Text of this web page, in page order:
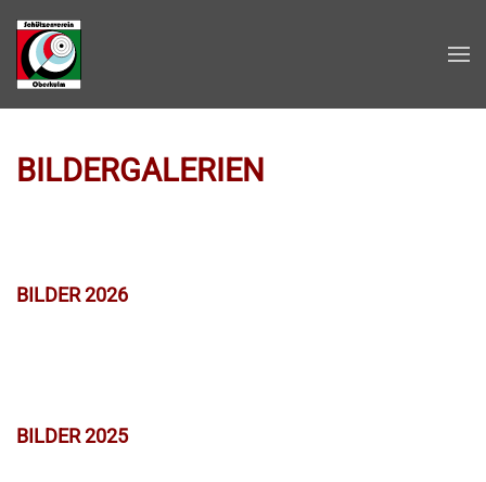
Zum Hauptinhalt springen
BILDERGALERIEN
BILDER 2026
BILDER 2025